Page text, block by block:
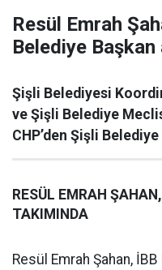
Resül Emrah
Belediye Başkan
Şişli Belediyesi
ve Şişli Belediye
CHP’den Şişli
RESÜL EMRAH
TAKIMINDA
Resül Emrah Şahan,